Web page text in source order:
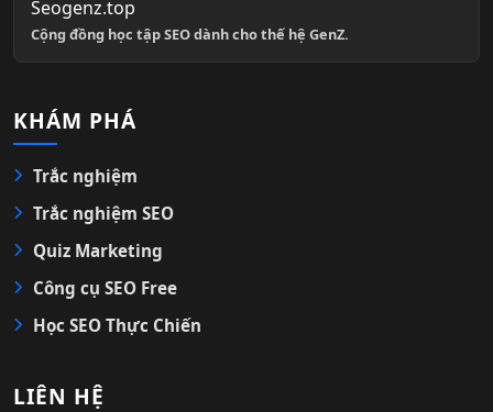
Seogenz.top
Cộng đồng học tập SEO dành cho thế hệ GenZ.
KHÁM PHÁ
Trắc nghiệm
Trắc nghiệm SEO
Quiz Marketing
Công cụ SEO Free
Học SEO Thực Chiến
LIÊN HỆ